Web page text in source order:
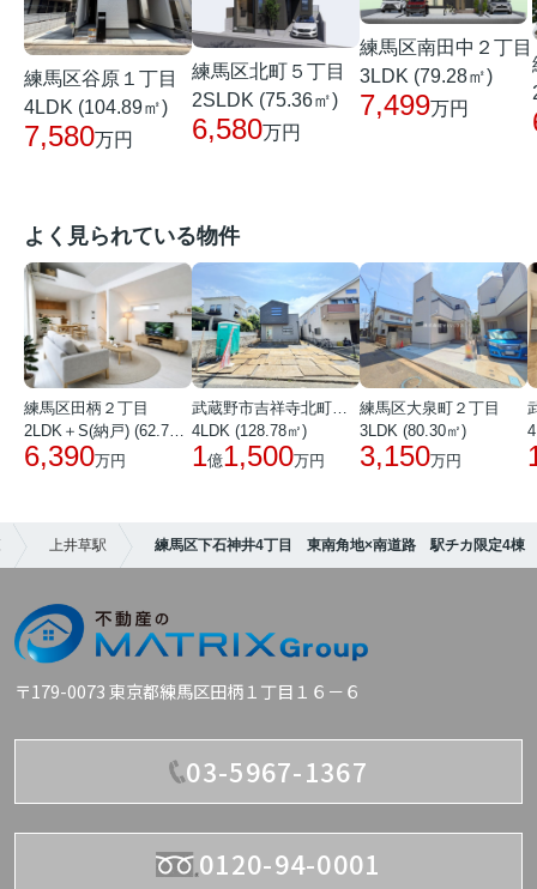
練馬区谷原１丁目
4LDK (104.89㎡)
7,580万円
練馬区北町５丁目
2SLDK (75.36㎡)
6,580万円
練馬区南田中２丁目
3LDK (79.28㎡)
7,499万円
よく見られている物件
練馬区田柄２丁目
2LDK＋S(納戸) (62.72㎡)
6,390万円
武蔵野市吉祥寺北町１丁目
4LDK (128.78㎡)
1億1,500万円
練馬区大泉町２丁目
3LDK (80.30㎡)
3,150万円
上井草駅 練馬区下石神井4丁目 東南角地×南道路 駅チカ限定4棟
〒179-0073 東京都練馬区田柄１丁目１６－６
03-5967-1367
0120-94-0001